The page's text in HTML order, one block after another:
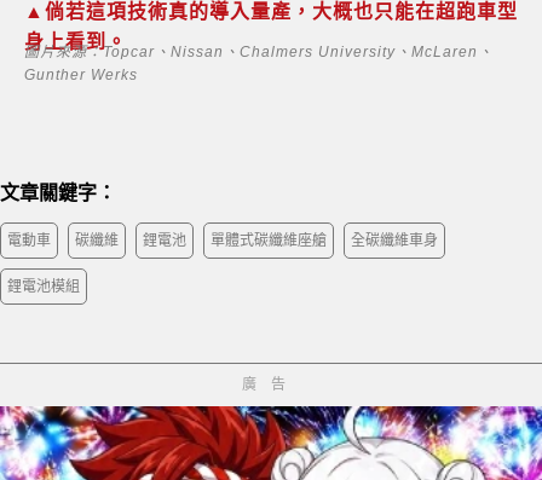
▲倘若這項技術真的導入量產，大概也只能在超跑車型
身上看到。
圖片來源：Topcar、Nissan、Chalmers University、McLaren、
Gunther Werks
文章關鍵字：
電動車 碳纖維 鋰電池 單體式碳纖維座艙 全碳纖維車身
鋰電池模組
廣告